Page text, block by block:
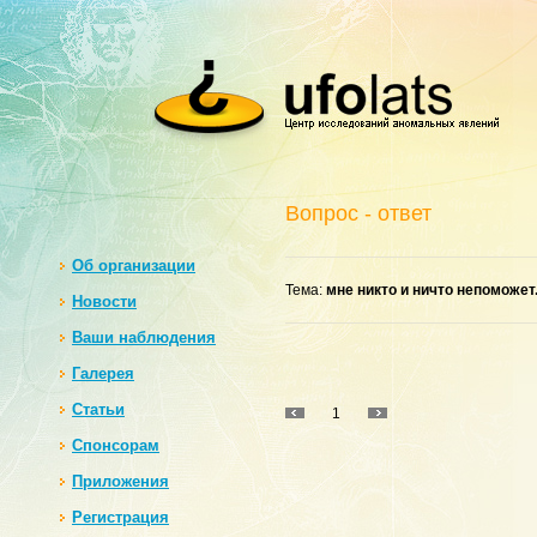
Oб организации
Новости
Ваши наблюдения
Галерея
Статьи
Спонсорам
Приложения
Регистрация
Вопрос - ответ
Тема: мне никто и ничто непоможет.
1